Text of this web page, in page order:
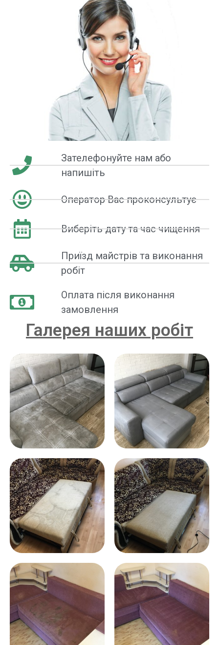
Зателефонуйте нам або
напишіть
Оператор Вас проконсультує
Виберіть дату та час чищення
Приїзд майстрів та виконання
робіт
Оплата після виконання
замовлення
Галерея наших робіт